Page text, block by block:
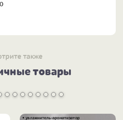
также
товары